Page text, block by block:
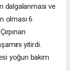
dalgalanması ve
olması 6
yitirdi.
yoğun bakım